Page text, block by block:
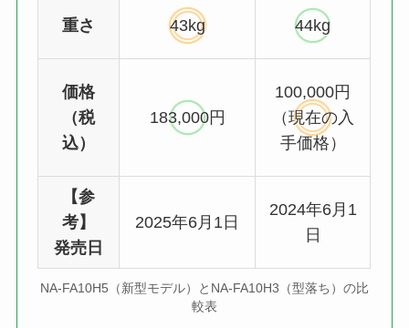
重さ 43kg 44kg
価格
（税
込）
183,000円
100,000円
（現在の入
手価格）
【参
考】
発売日
2025年6月1日
2024年6月1
日
NA-FA10H5（新型モデル）とNA-FA10H3（型落ち）の比
較表